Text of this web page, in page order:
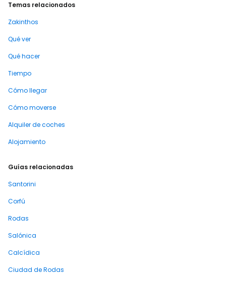
Temas relacionados
Zakinthos
Qué ver
Qué hacer
Tiempo
Cómo llegar
Cómo moverse
Alquiler de coches
Alojamiento
Guías relacionadas
Santorini
Corfú
Rodas
Salónica
Calcídica
Ciudad de Rodas